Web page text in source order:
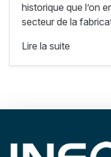
historique que l’on
secteur de la
Lire la suite